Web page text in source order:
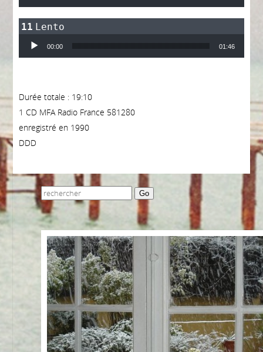
Lento
Lecteur audio
00:00 01:46
Durée totale : 19:10
1 CD MFA Radio France 581280
enregistré en 1990
DDD
Go